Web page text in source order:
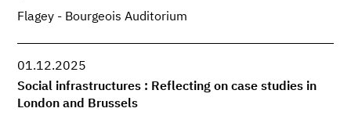
Flagey - Bourgeois Auditorium
01.12.2025
Social infrastructures : Reflecting on case studies in
London and Brussels